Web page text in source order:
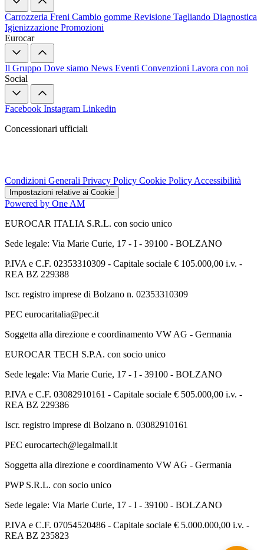
Carrozzeria Freni Cambio gomme Revisione Tagliando Diagnostica
Igienizzazione Promozioni
Eurocar
Il Gruppo Dove siamo News Eventi Convenzioni Lavora con noi
Social
Facebook Instagram Linkedin
Concessionari ufficiali
Condizioni Generali Privacy Policy Cookie Policy Accessibilità
Impostazioni relative ai Cookie
Powered by One AM
EUROCAR ITALIA S.R.L. con socio unico
Sede legale: Via Marie Curie, 17 - I - 39100 - BOLZANO
P.IVA e C.F. 02353310309 - Capitale sociale € 105.000,00 i.v. -
REA BZ 229388
Iscr. registro imprese di Bolzano n. 02353310309
PEC eurocaritalia@pec.it
Soggetta alla direzione e coordinamento VW AG - Germania
EUROCAR TECH S.P.A. con socio unico
Sede legale: Via Marie Curie, 17 - I - 39100 - BOLZANO
P.IVA e C.F. 03082910161 - Capitale sociale € 505.000,00 i.v. -
REA BZ 229386
Iscr. registro imprese di Bolzano n. 03082910161
PEC eurocartech@legalmail.it
Soggetta alla direzione e coordinamento VW AG - Germania
PWP S.R.L. con socio unico
Sede legale: Via Marie Curie, 17 - I - 39100 - BOLZANO
P.IVA e C.F. 07054520486 - Capitale sociale € 5.000.000,00 i.v. -
REA BZ 235823